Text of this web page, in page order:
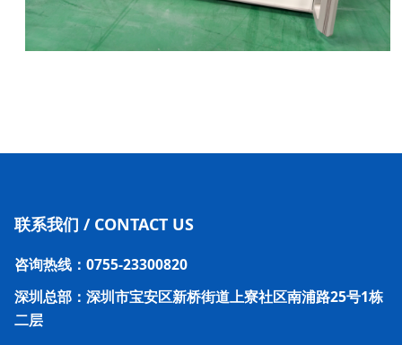
联系我们 / CONTACT US
咨询热线：0755-23300820
深圳总部：深圳市宝安区新桥街道上寮社区南浦路25号1栋
二层